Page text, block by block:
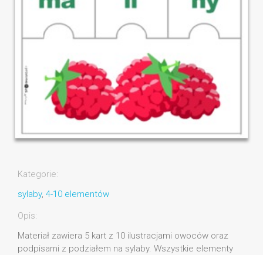
Kategorie:
sylaby, 4-10 elementów
Opis:
Materiał zawiera 5 kart z 10 ilustracjami owoców oraz
podpisami z podziałem na sylaby. Wszystkie elementy